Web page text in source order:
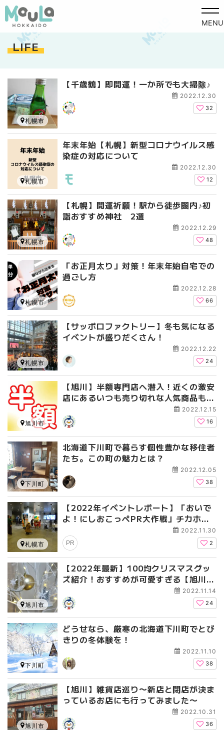
MENU
LIFE
【千歳鶴】即開運！一か所でも大掃除♪
2022.12.30
32
札幌市
年末年始【札幌】新型コロナウイルス感
染症の対応について
2022.12.30
12
札幌市
【札幌】開運祈願！駅から徒歩圏内♪初
詣おすすめ神社 2選
2022.12.29
48
札幌市
「お正月太り」対策！年末年始自宅での
過ごし方
2022.12.28
66
札幌市
【サッポロファクトリー】冬も気になる
イベントが盛りだくさん！
2022.12.22
24
札幌市
【旭川】半額専門店へ潜入！近くの激安
店にあるいつも売り切れな人気商品も紹
2022.12.15
16
旭川市
北海道下川町で暮らす個性豊かな移住者
たち。この町の魅力とは？
2022.12.05
38
下川町
【2022年イベントレポート】「おいで
よ！にしおこっぺPR大作戦」チカホで
2022.11.30
PR 2
札幌市
【2022年最新】100均クリスマスグッ
ズ紹介！おすすめが可愛すぎる【旭川・
2022.11.14
24
旭川市
どうせなら、厳寒の北海道下川町でとび
きりの冬体験を！
2022.11.10
38
下川町
【旭川】雑貨店巡り〜新店と閉店が決ま
っているお店にも行ってみました〜
2022.10.31
36
旭川市